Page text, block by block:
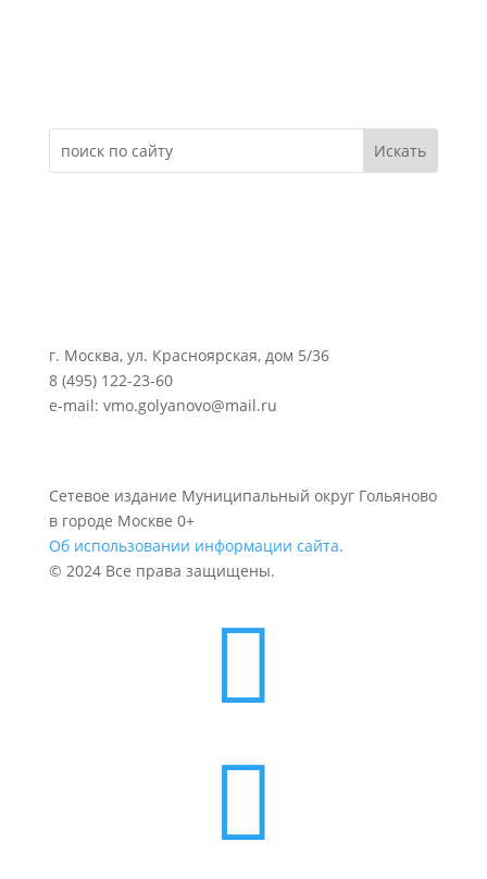
г. Москва, ул. Красноярская, дом 5/36
8 (495) 122-23-60
e-mail: vmo.golyanovo@mail.ru
Сетевое издание Муниципальный округ Гольяново
в городе Москве 0+
Об использовании информации сайта.
© 2024 Все права защищены.

